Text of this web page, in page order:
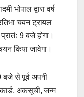
भोपाल द्वारा वर्ष
चयन ट्रायल
9 बजे होगा।
किया जावेगा।
बजे से पूर्व अपनी
अंकसूची, जन्म